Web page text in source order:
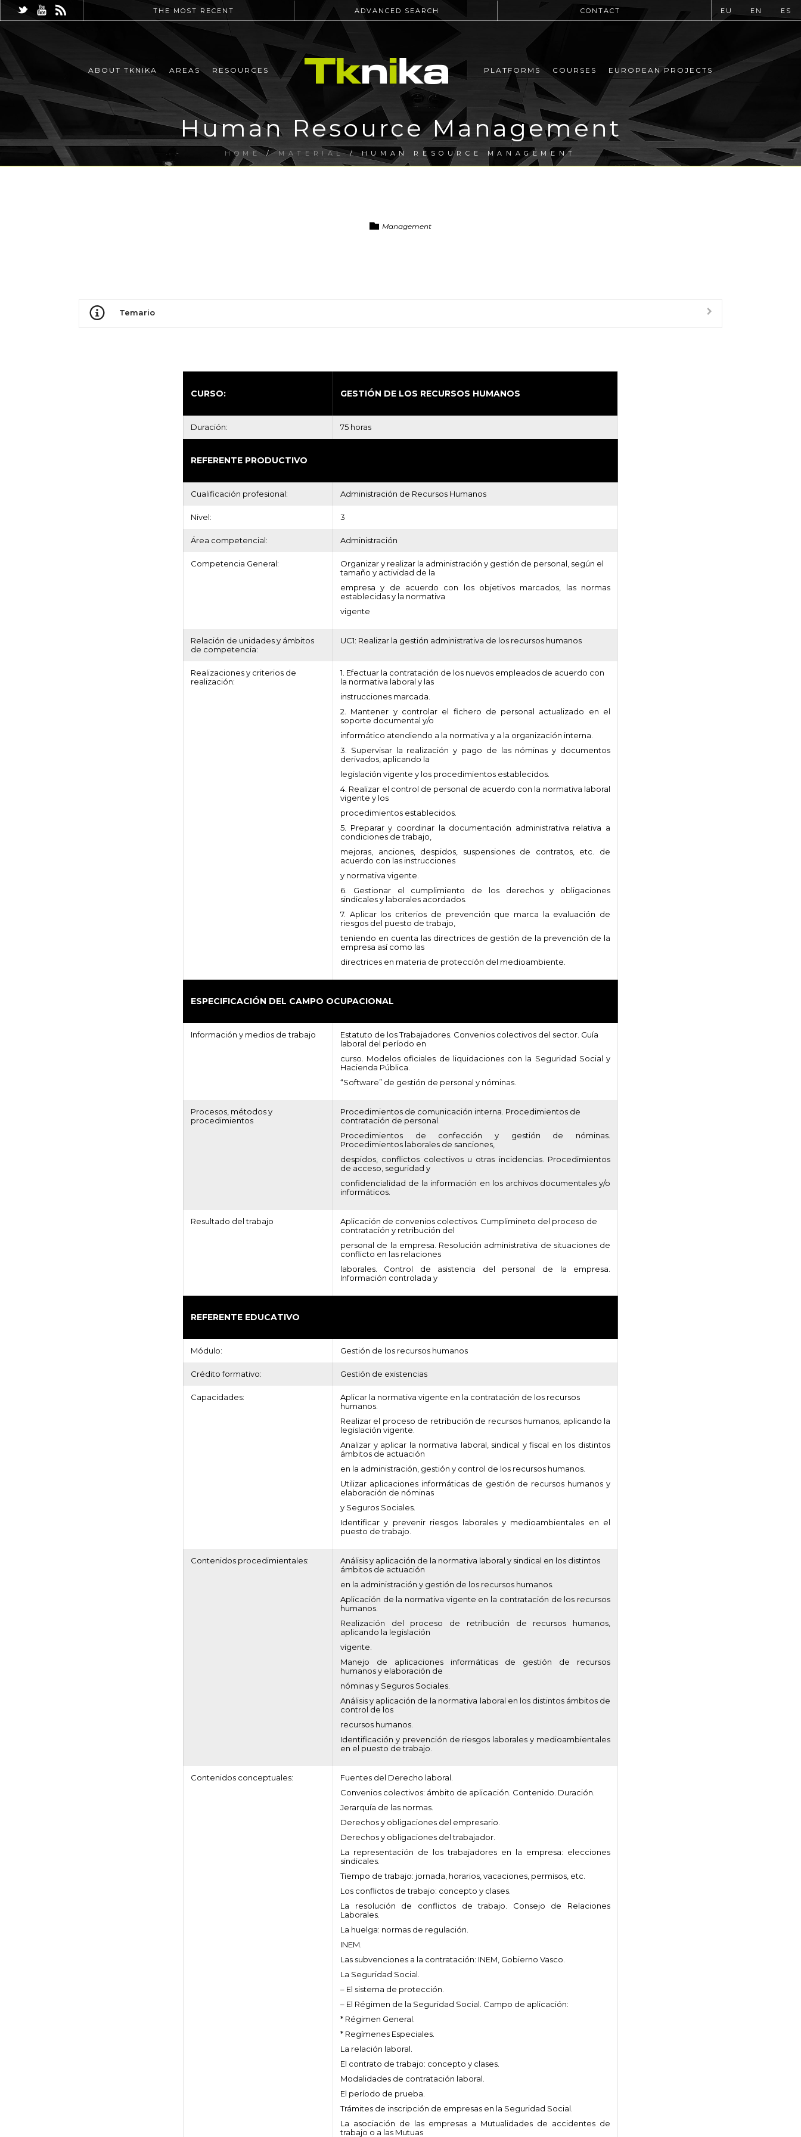
THE MOST RECENT ADVANCED SEARCH CONTACT EU EN ES
ABOUT TKNIKA AREAS RESOURCES PLATFORMS COURSES EUROPEAN PROJECTS
Human Resource Management
HOME/ MATERIAL/ HUMAN RESOURCE MANAGEMENT
Management
Temario
CURSO: GESTIÓN DE LOS RECURSOS HUMANOS
Duración: 75 horas
REFERENTE PRODUCTIVO
Cualificación profesional: Administración de Recursos Humanos
Nivel: 3
Área competencial: Administración
Competencia General:
Organizar y realizar la administración y gestión de personal, según el
tamaño y actividad de la
empresa y de acuerdo con los objetivos marcados, las normas
establecidas y la normativa
vigente
Relación de unidades y ámbitos
de competencia:
UC1: Realizar la gestión administrativa de los recursos humanos
Realizaciones y criterios de
realización:
1. Efectuar la contratación de los nuevos empleados de acuerdo con
la normativa laboral y las
instrucciones marcada.
2. Mantener y controlar el fichero de personal actualizado en el
soporte documental y/o
informático atendiendo a la normativa y a la organización interna.
3. Supervisar la realización y pago de las nóminas y documentos
derivados, aplicando la
legislación vigente y los procedimientos establecidos.
4. Realizar el control de personal de acuerdo con la normativa laboral
vigente y los
procedimientos establecidos.
5. Preparar y coordinar la documentación administrativa relativa a
condiciones de trabajo,
mejoras, anciones, despidos, suspensiones de contratos, etc. de
acuerdo con las instrucciones
y normativa vigente.
6. Gestionar el cumplimiento de los derechos y obligaciones
sindicales y laborales acordados.
7. Aplicar los criterios de prevención que marca la evaluación de
riesgos del puesto de trabajo,
teniendo en cuenta las directrices de gestión de la prevención de la
empresa así como las
directrices en materia de protección del medioambiente.
ESPECIFICACIÓN DEL CAMPO OCUPACIONAL
Información y medios de trabajo
Estatuto de los Trabajadores. Convenios colectivos del sector. Guía
laboral del período en
curso. Modelos oficiales de liquidaciones con la Seguridad Social y
Hacienda Pública.
“Software” de gestión de personal y nóminas.
Procesos, métodos y
procedimientos
Procedimientos de comunicación interna. Procedimientos de
contratación de personal.
Procedimientos de confección y gestión de nóminas.
Procedimientos laborales de sanciones,
despidos, conflictos colectivos u otras incidencias. Procedimientos
de acceso, seguridad y
confidencialidad de la información en los archivos documentales y/o
informáticos.
Resultado del trabajo
Aplicación de convenios colectivos. Cumplimineto del proceso de
contratación y retribución del
personal de la empresa. Resolución administrativa de situaciones de
conflicto en las relaciones
laborales. Control de asistencia del personal de la empresa.
Información controlada y
REFERENTE EDUCATIVO
Módulo: Gestión de los recursos humanos
Crédito formativo: Gestión de existencias
Capacidades:
Aplicar la normativa vigente en la contratación de los recursos
humanos.
Realizar el proceso de retribución de recursos humanos, aplicando la
legislación vigente.
Analizar y aplicar la normativa laboral, sindical y fiscal en los distintos
ámbitos de actuación
en la administración, gestión y control de los recursos humanos.
Utilizar aplicaciones informáticas de gestión de recursos humanos y
elaboración de nóminas
y Seguros Sociales.
Identificar y prevenir riesgos laborales y medioambientales en el
puesto de trabajo.
Contenidos procedimientales:
Análisis y aplicación de la normativa laboral y sindical en los distintos
ámbitos de actuación
en la administración y gestión de los recursos humanos.
Aplicación de la normativa vigente en la contratación de los recursos
humanos.
Realización del proceso de retribución de recursos humanos,
aplicando la legislación
vigente.
Manejo de aplicaciones informáticas de gestión de recursos
humanos y elaboración de
nóminas y Seguros Sociales.
Análisis y aplicación de la normativa laboral en los distintos ámbitos de
control de los
recursos humanos.
Identificación y prevención de riesgos laborales y medioambientales
en el puesto de trabajo.
Contenidos conceptuales:
Fuentes del Derecho laboral.
Convenios colectivos: ámbito de aplicación. Contenido. Duración.
Jerarquía de las normas.
Derechos y obligaciones del empresario.
Derechos y obligaciones del trabajador.
La representación de los trabajadores en la empresa: elecciones
sindicales.
Tiempo de trabajo: jornada, horarios, vacaciones, permisos, etc.
Los conflictos de trabajo: concepto y clases.
La resolución de conflictos de trabajo. Consejo de Relaciones
Laborales.
La huelga: normas de regulación.
INEM.
Las subvenciones a la contratación: INEM, Gobierno Vasco.
La Seguridad Social.
– El sistema de protección.
– El Régimen de la Seguridad Social. Campo de aplicación:
* Régimen General.
* Regímenes Especiales.
La relación laboral.
El contrato de trabajo: concepto y clases.
Modalidades de contratación laboral.
El período de prueba.
Trámites de inscripción de empresas en la Seguridad Social.
La asociación de las empresas a Mutualidades de accidentes de
trabajo o a las Mutuas